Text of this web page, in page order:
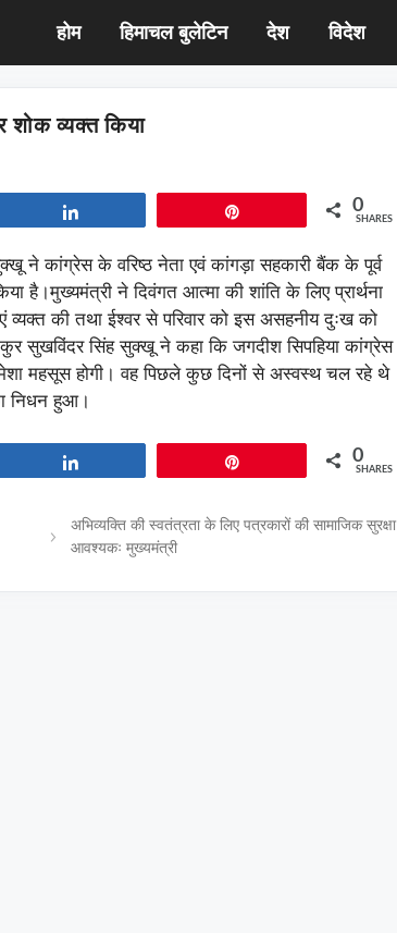
होम हिमाचल बुलेटिन देश विदेश
शोक व्यक्त किया
0
SHARES
ने कांग्रेस के वरिष्ठ नेता एवं कांगड़ा सहकारी बैंक के पूर्व
है।मुख्यमंत्री ने दिवंगत आत्मा की शांति के लिए प्रार्थना
व्यक्त की तथा ईश्वर से परिवार को इस असहनीय दुःख को
सुखविंदर सिंह सुक्खू ने कहा कि जगदीश सिपहिया कांग्रेस
महसूस होगी। वह पिछले कुछ दिनों से अस्वस्थ चल रहे थे
निधन हुआ।
0
SHARES
अभिव्यक्ति की स्वतंत्रता के लिए पत्रकारों की सामाजिक सुरक्षा
आवश्यकः मुख्यमंत्री